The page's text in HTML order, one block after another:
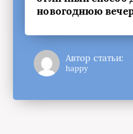
новогоднюю
Автор статьи:
happy